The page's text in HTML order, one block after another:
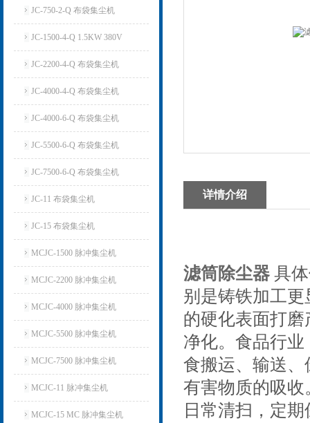
JC-750-2-Q 布袋集尘机
JC-1500-4-Q 1.5KW 380V
JC-2200-4-Q 布袋集尘机
JC-4000-4-Q 布袋集尘机
JC-4000-6-Q 布袋集尘机
JC-5500-6-Q 布袋集尘机
JC-7500-6-Q 布袋集尘机
JC-11 布袋集尘机
JC-15 布袋集尘机
MCJC-1500 脉冲集尘机
MCJC-2200 脉冲集尘机
MCJC-4000 脉冲集尘机
MCJC-5500 脉冲集尘机
MCJC-7500 脉冲集尘机
MCJC-11 脉冲集尘机
MCJC-15 MC 脉冲集尘机
详情介绍
滤筒除尘器 具
别是铸铁加工
的硬化表面打
净化。食品行
食搬运、输送
有害物质的吸
日常清扫，定